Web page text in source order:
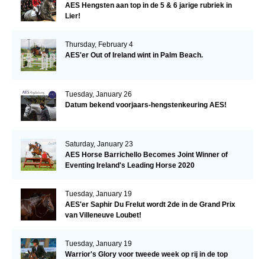
AES Hengsten aan top in de 5 & 6 jarige rubriek in
Lier!
Thursday, February 4
AES'er Out of Ireland wint in Palm Beach.
Tuesday, January 26
Datum bekend voorjaars-hengstenkeuring AES!
Saturday, January 23
AES Horse Barrichello Becomes Joint Winner of
Eventing Ireland's Leading Horse 2020
Tuesday, January 19
AES'er Saphir Du Frelut wordt 2de in de Grand Prix
van Villeneuve Loubet!
Tuesday, January 19
Warrior's Glory voor tweede week op rij in de top